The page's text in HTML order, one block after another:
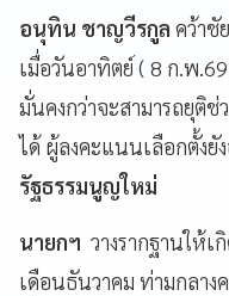
อนุทิน ชาญวีรกูล คว้าชั
เมื่อวันอาทิตย์ ( 8 ก.พ
มั่นคงกว่าจะสามารถยุติช่
ได้ ผู้ลงคะแนนเลือกตั้งยั
รัฐธรรมนูญใหม่
นายกฯ วางรากฐานให้เ
เดือนธันวาคม ท่ามกลาง